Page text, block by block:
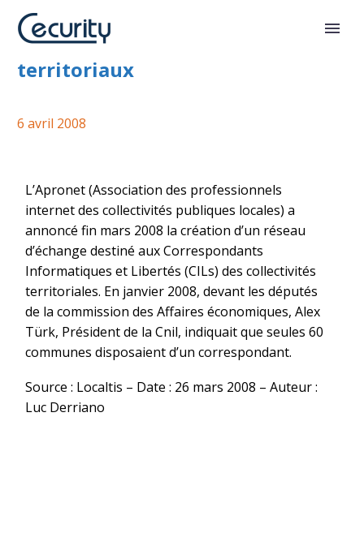
Création d’un club des CILs
territoriaux
6 avril 2008
L’Apronet (Association des professionnels
internet des collectivités publiques locales) a
annoncé fin mars 2008 la création d’un réseau
d’échange destiné aux Correspondants
Informatiques et Libertés (CILs) des collectivités
territoriales. En janvier 2008, devant les députés
de la commission des Affaires économiques, Alex
Türk, Président de la Cnil, indiquait que seules 60
communes disposaient d’un correspondant.
Source : Localtis – Date : 26 mars 2008 – Auteur :
Luc Derriano